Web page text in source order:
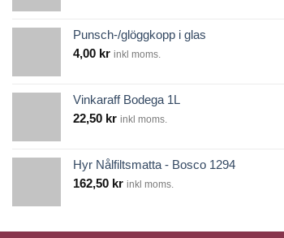
Punsch-/glöggkopp i glas
4,00 kr inkl moms.
Vinkaraff Bodega 1L
22,50 kr inkl moms.
Hyr Nålfiltsmatta - Bosco 1294
162,50 kr inkl moms.